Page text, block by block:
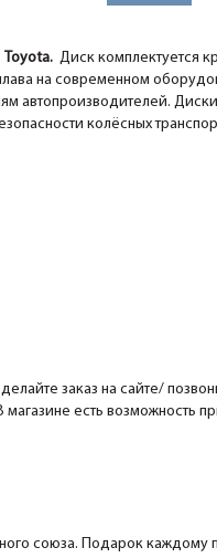
Toyota. Диск комплектуется
на современном
автопроизводителей. Диски
колёсных
заказ на сайте/
есть возможность
союза. Подарок каждому